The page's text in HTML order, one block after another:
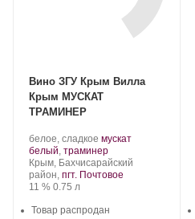
Вино ЗГУ Крым Вилла
Крым МУСКАТ
ТРАМИНЕР
Производитель:
Группа
компаний
«АВК».
белое, сладкое .
Сорт
винограда:
мускат
белый, траминер.
Регион:
Крым, Бахчисарайский
район, пгт. Почтовое
Крепость
11 %. Объем
0.75 л
Товар распродан